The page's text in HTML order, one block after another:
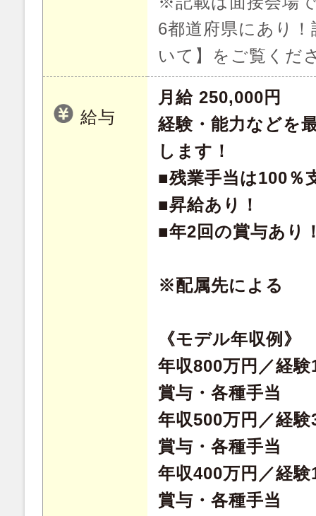
6都道府県にあり
いて】をご覧くだ
給与
月給 250,000円
経験・能力などを
します！
■残業手当は100％
■昇給あり！
■年2回の賞与あり
※配属先による
《モデル年収例》
年収800万円／経
賞与・各種手当
年収500万円／経
賞与・各種手当
年収400万円／経
賞与・各種手当